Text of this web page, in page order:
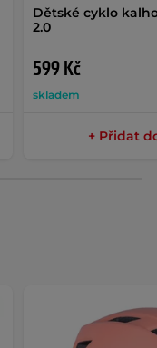
Dětské cyklo
2.0
599 Kč
skladem
+ Přidat